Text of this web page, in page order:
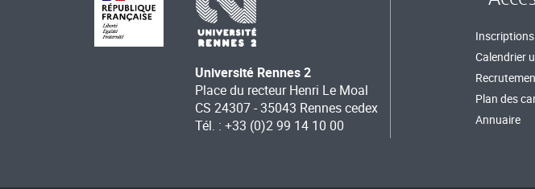
Université Rennes 2
Place du recteur Henri Le Moal
CS 24307 - 35043 Rennes cedex
Tél. : +33 (0)2 99 14 10 00
Calendrier
Plan des
Annuaire